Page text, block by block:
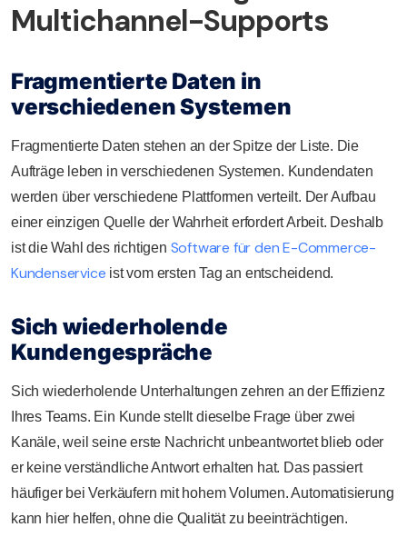
Multichannel-Supports
Fragmentierte Daten in
verschiedenen Systemen
Fragmentierte Daten stehen an der Spitze der Liste. Die
Aufträge leben in verschiedenen Systemen. Kundendaten
werden über verschiedene Plattformen verteilt. Der Aufbau
einer einzigen Quelle der Wahrheit erfordert Arbeit. Deshalb
ist die Wahl des richtigen Software für den E-Commerce-
Kundenservice ist vom ersten Tag an entscheidend.
Sich wiederholende
Kundengespräche
Sich wiederholende Unterhaltungen zehren an der Effizienz
Ihres Teams. Ein Kunde stellt dieselbe Frage über zwei
Kanäle, weil seine erste Nachricht unbeantwortet blieb oder
er keine verständliche Antwort erhalten hat. Das passiert
häufiger bei Verkäufern mit hohem Volumen. Automatisierung
kann hier helfen, ohne die Qualität zu beeinträchtigen.